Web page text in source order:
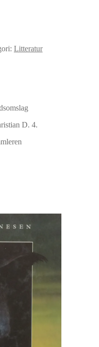
Litteratur
D. 4.